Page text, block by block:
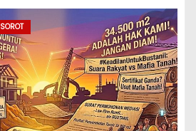
SOROT